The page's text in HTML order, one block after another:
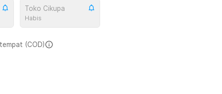
Toko Cikupa
Habis
(COD)